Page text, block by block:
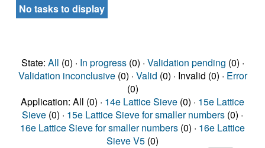
No tasks to display
State: All (0) · In progress(0) · Validation pending (0) ·
Validation inconclusive(0) · Valid (0) · Invalid (0) · Error
(0)
Application: All (0) · 14e Lattice Sieve (0) · 15e Lattice
Sieve (0) · 15e Lattice Sieve for smaller numbers (0) ·
16e Lattice Sieve for smaller numbers (0) · 16e Lattice
Sieve V5 (0)